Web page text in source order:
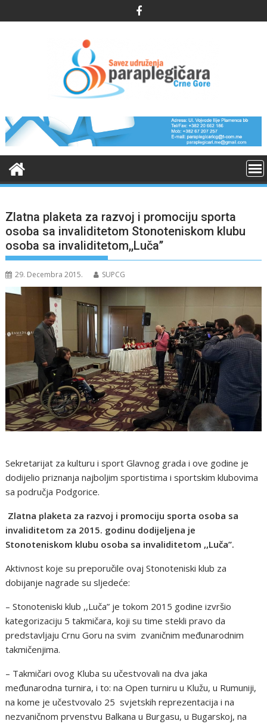
to
Zlatna plaketa za razvoj i promociju sporta
osoba sa invaliditetom Stonoteniskom klubu
osoba sa invaliditetom,,Luča’’
29. Decembra 2015. SUPCG
Sekretarijat za kulturu i sport Glavnog grada i ove godine je
dodijelio priznanja najboljim sportistima i sportskim klubovima
sa područja Podgorice.
Zlatna plaketa za razvoj i promociju sporta osoba sa
invaliditetom za 2015. godinu dodijeljena je
Stonoteniskom klubu osoba sa invaliditetom ,,Luča’’.
Aktivnost koje su preporučile ovaj Stonoteniski klub za
dobijanje nagrade su sljedeće:
– Stonoteniski klub ,,Luča” je tokom 2015 godine izvršio
kategorizaciju 5 takmičara, koji su time stekli pravo da
predstavljaju Crnu Goru na svim zvaničnim međunarodnim
takmičenjima.
– Takmičari ovog Kluba su učestvovali na dva jaka
međunarodna turnira, i to: na Open turniru u Klužu, u Rumuniji,
na kome je učestvovalo 25 svjetskih reprezentacija i na
nezvaničnom prvenstvu Balkana u Burgasu, u Bugarskoj, na